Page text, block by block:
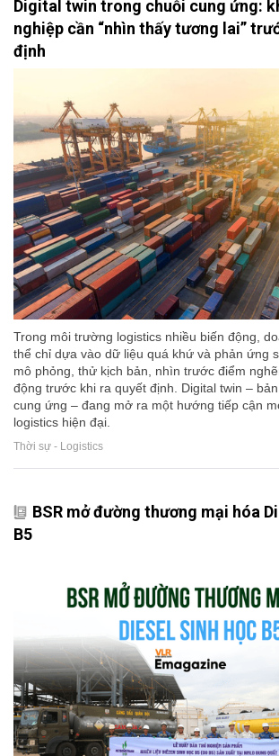
Digital twin trong chuỗi cung ứng:
nghiệp cần “nhìn thấy tương lai”
định
Trong môi trường logistics nhiều biến động,
thể chỉ dựa vào dữ liệu quá khứ và phản ứng
mô phỏng, thử kịch bản, nhìn trước điểm
động trước khi ra quyết định. Digital twin –
cung ứng – đang mở ra một hướng tiếp cận
logistics hiện đại.
Thời sự - Logistics
BSR mở đường thương mại hóa
B5